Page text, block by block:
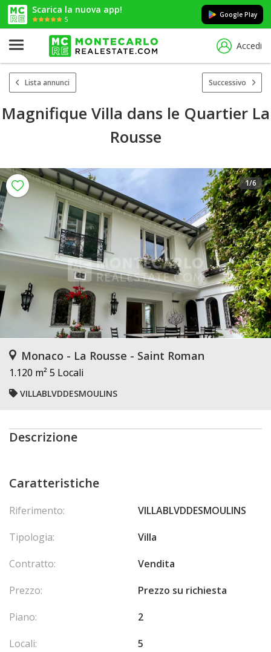
Scarica la nuova app!
5
Google Play
Accedi
Lista annunci Successivo
Magnifique Villa dans le Quartier La
Rousse
1/6
Monaco - La Rousse - Saint Roman
1.120 m² 5 Locali
VILLABLVDDESMOULINS
Descrizione
Caratteristiche
Riferimento:
VILLABLVDDESMOULINS
Tipologia:
Villa
Contratto:
Vendita
Prezzo:
Prezzo su richiesta
Piano:
2
Locali:
5